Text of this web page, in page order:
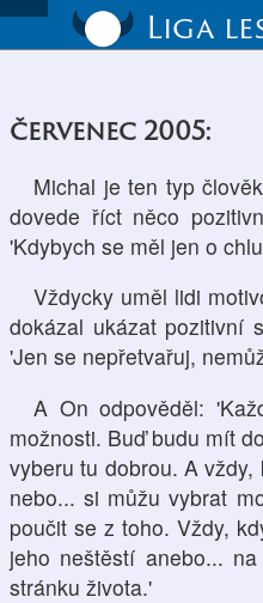
Liga
červenec 2005:
Michal je ten typ
dovede říct něco
'Kdybych se měl jen o
Vždycky uměl lidi
dokázal ukázat pozitivní
'Jen se nepřetvařuj,
A On odpověděl:
možnosti. Buď budu mít
vyberu tu dobrou. A
nebo... si můžu vybrat
poučit se z toho. Vždy,
jeho neštěstí anebo...
stránku života.'